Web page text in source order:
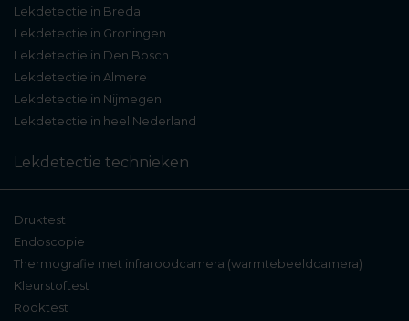
Kleurstoftest
Bij een vermoeden van een lekkage via
voegen of afvoeren kan een kleurstoftest
toe te voegen aan het water wordt zichtbaar
bad- of wastafelafvoer nauwkeurig
vaststellen.
Lekdetectie in Breda
Lekdetectie in Groningen
Lekdetectie in Den Bosch
Lekdetectie in Almere
Lekdetectie in Nijmegen
Lekdetectie in heel Nederland
Lekdetectie technieken
Druktest
Endoscopie
Thermografie met infraroodcamera (warmtebeeldcamera)
Kleurstoftest
Rooktest